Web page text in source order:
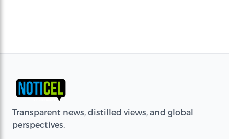
Transparent news, distilled views, and global
perspectives.